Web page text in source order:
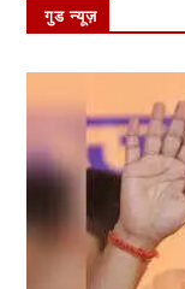
गुड न्यूज़